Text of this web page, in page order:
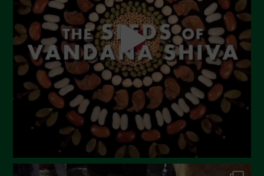
Luglio 2023
Giugno 2023
Maggio 2023
Aprile 2023
Marzo 2023
Febbraio 2023
Dicembre 2022
Novembre 2022
Ottobre 2022